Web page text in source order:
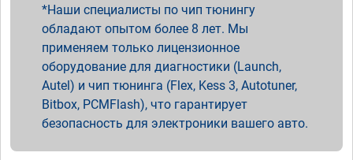
Наши специалисты по чип тюнингу
обладают опытом более 8 лет. Мы
применяем только лицензионное
оборудование для диагностики (Launch,
Autel) и чип тюнинга (Flex, Kess 3, Autotuner,
Bitbox, PCMFlash), что гарантирует
безопасность для электроники вашего авто.